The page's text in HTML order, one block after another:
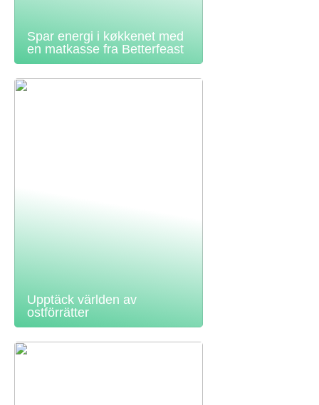
Spar energi i køkkenet med
en matkasse fra Betterfeast
Upptäck världen av
ostförrätter